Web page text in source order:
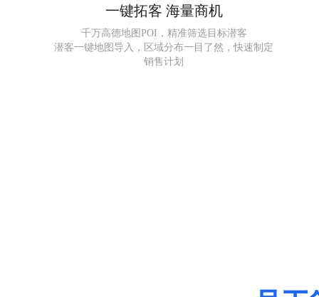
一键拓客 海量商机
千万高德地图POI，精准筛选目标潜客
潜客一键地图导入，区域分布一目了然，快速制定
销售计划